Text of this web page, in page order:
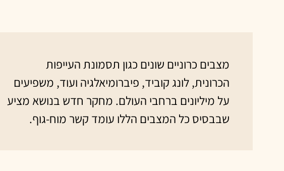
מצבים כרוניים שונים כגון תסמונת העייפות
הכרונית, לונג קוביד, פיברומיאלגיה ועוד, משפיעים
על מיליונים ברחבי העולם. מחקר חדש בנושא מציע
שבבסיס כל המצבים הללו עומד קשר מוח-גוף.